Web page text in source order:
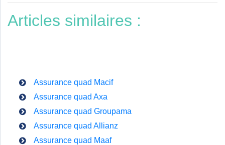
Articles similaires :
Assurance quad Macif
Assurance quad Axa
Assurance quad Groupama
Assurance quad Allianz
Assurance quad Maaf